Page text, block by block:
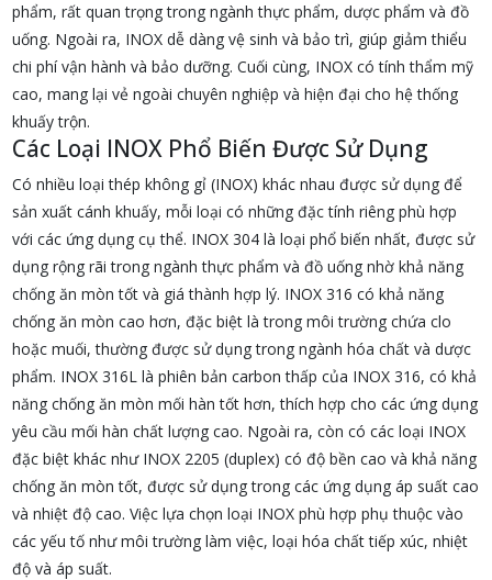
phẩm, rất quan trọng trong ngành thực phẩm, dược phẩm và đồ
uống. Ngoài ra, INOX dễ dàng vệ sinh và bảo trì, giúp giảm thiểu
chi phí vận hành và bảo dưỡng. Cuối cùng, INOX có tính thẩm mỹ
cao, mang lại vẻ ngoài chuyên nghiệp và hiện đại cho hệ thống
khuấy trộn.
Các Loại INOX Phổ Biến Được Sử Dụng
Có nhiều loại thép không gỉ (INOX) khác nhau được sử dụng để
sản xuất cánh khuấy, mỗi loại có những đặc tính riêng phù hợp
với các ứng dụng cụ thể. INOX 304 là loại phổ biến nhất, được sử
dụng rộng rãi trong ngành thực phẩm và đồ uống nhờ khả năng
chống ăn mòn tốt và giá thành hợp lý. INOX 316 có khả năng
chống ăn mòn cao hơn, đặc biệt là trong môi trường chứa clo
hoặc muối, thường được sử dụng trong ngành hóa chất và dược
phẩm. INOX 316L là phiên bản carbon thấp của INOX 316, có khả
năng chống ăn mòn mối hàn tốt hơn, thích hợp cho các ứng dụng
yêu cầu mối hàn chất lượng cao. Ngoài ra, còn có các loại INOX
đặc biệt khác như INOX 2205 (duplex) có độ bền cao và khả năng
chống ăn mòn tốt, được sử dụng trong các ứng dụng áp suất cao
và nhiệt độ cao. Việc lựa chọn loại INOX phù hợp phụ thuộc vào
các yếu tố như môi trường làm việc, loại hóa chất tiếp xúc, nhiệt
độ và áp suất.